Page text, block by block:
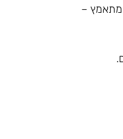
מתאמץ –